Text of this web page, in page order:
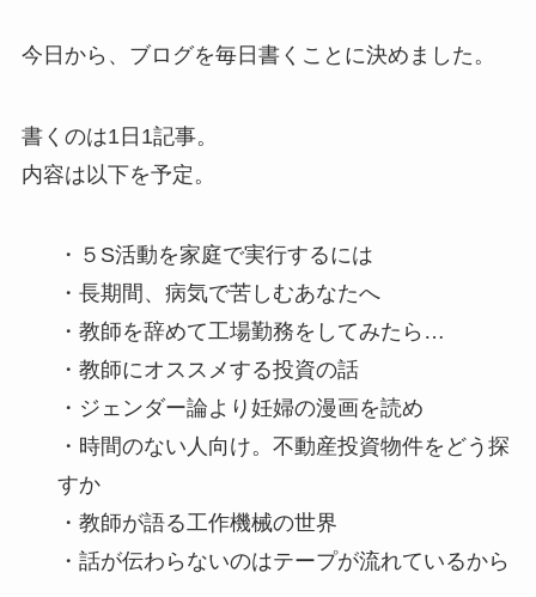
今日から、ブログを毎日書くことに決めました。
書くのは1日1記事。
内容は以下を予定。
・５S活動を家庭で実行するには
・長期間、病気で苦しむあなたへ
・教師を辞めて工場勤務をしてみたら…
・教師にオススメする投資の話
・ジェンダー論より妊婦の漫画を読め
・時間のない人向け。不動産投資物件をどう探
すか
・教師が語る工作機械の世界
・話が伝わらないのはテープが流れているから